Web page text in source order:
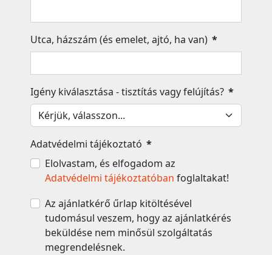
Utca, házszám (és emelet, ajtó, ha van) *
Igény kiválasztása - tisztítás vagy felújítás? *
Adatvédelmi tájékoztató *
Elolvastam, és elfogadom az
Adatvédelmi tájékoztatóban foglaltakat!
Az ajánlatkérő űrlap kitöltésével
tudomásul veszem, hogy az ajánlatkérés
beküldése nem minősül szolgáltatás
megrendelésnek.